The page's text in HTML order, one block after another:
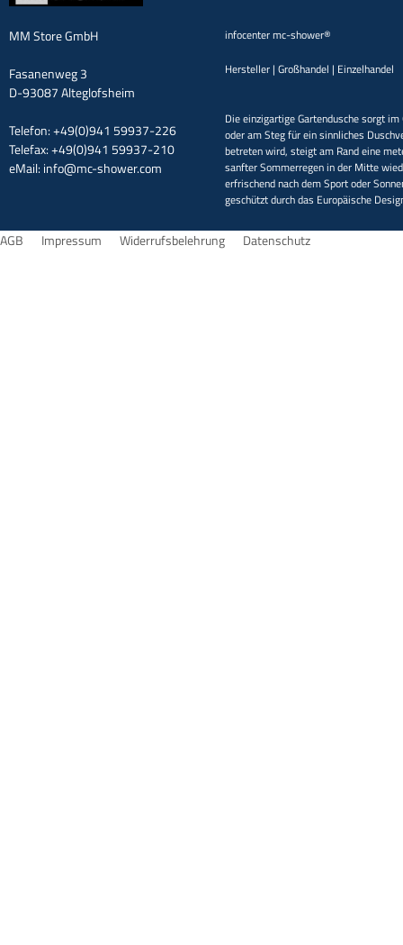
MM Store GmbH
Fasanenweg 3
D-93087 Alteglofsheim
Telefon: +49(0)941 59937-226
Telefax: +49(0)941 59937-210
eMail: info@mc-shower.com
infocenter mc-shower®
Hersteller | Großhandel | Einzelhandel
Die einzigartige Gartendusche sorgt
oder am Steg für ein sinnliches
betreten wird, steigt am Rand eine
sanfter Sommerregen in der Mitte
erfrischend nach dem Sport oder
geschützt durch das Europäische
AGB Impressum Widerrufsbelehrung Datenschutz